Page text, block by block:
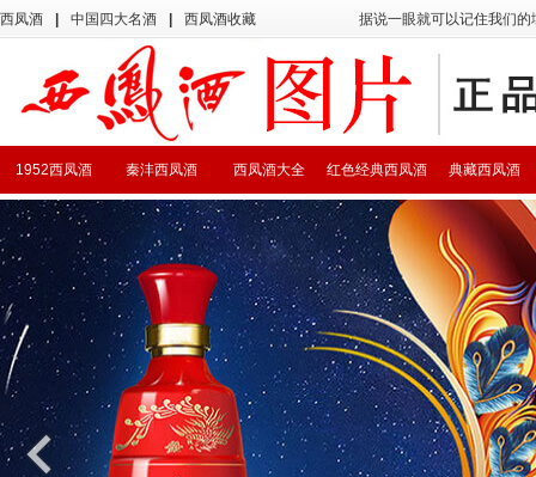
西凤酒 中国四大名酒 西凤酒收藏 据说一眼就可以记住我们
典藏西凤酒
红色经典西凤酒
西凤酒大全
秦沣西凤酒
1952西凤酒